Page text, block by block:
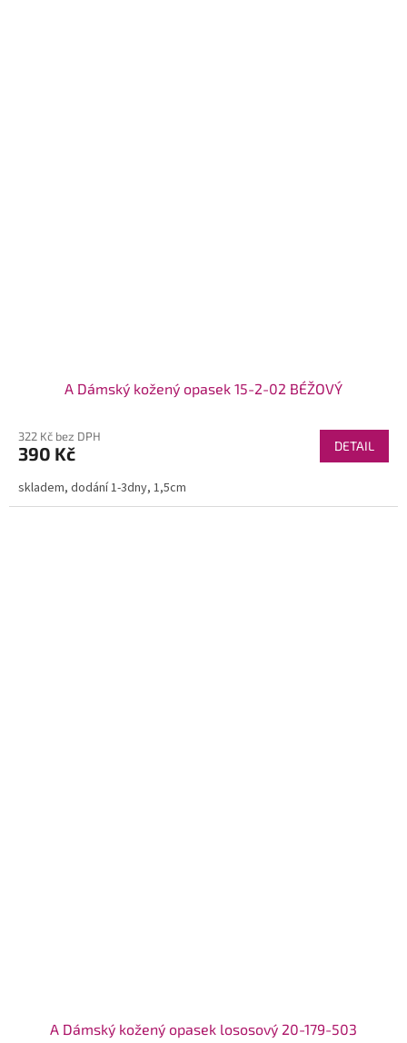
A Dámský kožený opasek 15-2-02 BÉŽOVÝ
322 Kč bez DPH
390 Kč DETAIL
skladem, dodání 1-3dny, 1,5cm
A Dámský kožený opasek lososový 20-179-503